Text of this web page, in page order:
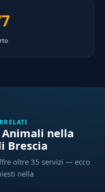
nella
Brescia
oltre 35 servizi — ecco
nella